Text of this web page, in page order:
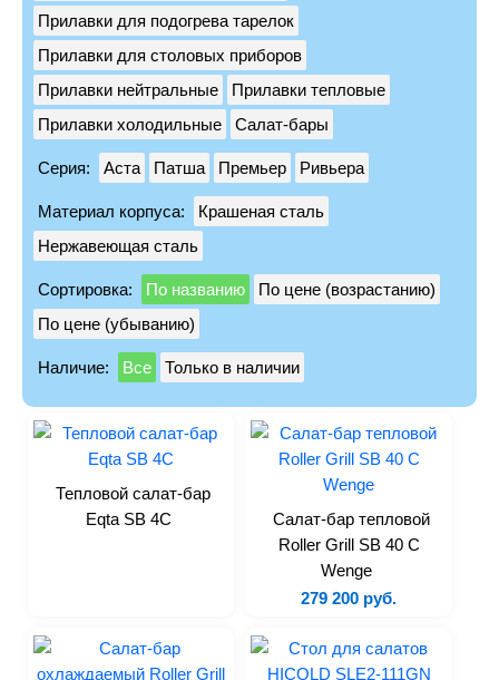
Email:info@polarfrio.com
Заказать обратный звонок
Новости
Все бренды
Контакты
Холодильное
Холодильные шкафы
Лари
Моноблоки
Сплит-системы
Холодильные камеры
Холодильные столы
Бонеты
Витрины
Льдогенераторы
Шоковая заморозка
Запчасти
Печи
Печи для пиццы
Прилавки для подогрева тарелок
Прилавки для столовых приборов
Прилавки нейтральные
Прилавки тепловые
Прилавки холодильные
Салат-бары
Серия: Аста Патша Премьер Ривьера
Материал корпуса:
Крашеная сталь
Нержавеющая сталь
Сортировка: По названию
По цене (возрастанию)
По цене (убыванию)
Наличие: Все Только в наличии
Тепловой салат-бар
Eqta SB 4C
Салат-бар тепловой
Roller Grill SB 40 C
Wenge
279 200 руб.